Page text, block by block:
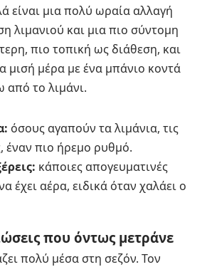
είναι μια πολύ ωραία αλλαγή
λιμανιού και μια πιο σύντομη
πιο τοπική ως διάθεση, και
μισή μέρα με ένα μπάνιο κοντά
από το λιμάνι.
όσους αγαπούν τα λιμάνια, τις
έναν πιο ήρεμο ρυθμό.
κάποιες απογευματινές
έχει αέρα, ειδικά όταν χαλάει ο
που όντως μετράνε
πολύ μέσα στη σεζόν. Τον